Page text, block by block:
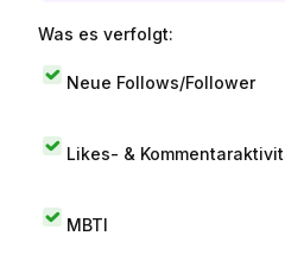
Was es verfolgt:
Neue Follows/Follower
Likes- &
MBTI